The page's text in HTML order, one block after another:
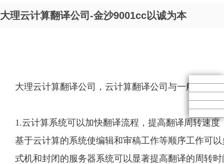
大理云计算翻译公司-金沙9001cc以诚为本
大理云计算翻译公司，云计算翻译公司与一般翻译
1.云计算系统可以加快翻译流程，提高翻译周转速度
基于云计算的系统使编辑和审稿工作等顺序工作可
式机和封闭的服务器系统可以显著提高翻译的周转时